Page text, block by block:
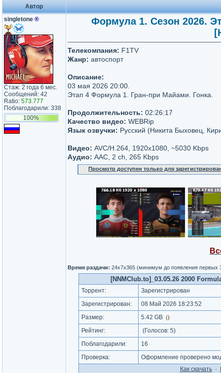
Автор
singletone ®
Стаж: 2 года 6 мес.
Сообщений: 42
Ratio: 573.777
Поблагодарили: 338
100%
Формула 1. Сезон 2026.
Телекомпания: F1TV
Жанр: автоспорт
Описание:
03 мая 2026 20:00.
Этап 4 Формула 1. Гран-при Майами. Гонка.
Продолжительность: 02:26:17
Качество видео: WEBRip
Язык озвучки: Русский (Никита Быховец,
Видео: AVC/H.264, 1920х1080, ~5030 Kbps
Аудио: AAC, 2 ch, 265 Kbps
Просмотр доступен только для
Время раздачи: 24x7x365 (минимум до появления первых
[NNMClub.to]_03.05.26 2000
Торрент:
Зарегистрирован
Зарегистрирован:
08 Май 2026 18:23:52
Размер:
5.42 GB ()
Рейтинг: (Голосов: 5)
Поблагодарили:
16
Проверка:
Оформление проверено
Как cкачать·